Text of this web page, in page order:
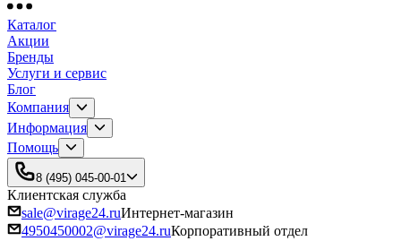
Каталог
Акции
Бренды
Услуги и сервис
Блог
Компания
Информация
Помощь
8 (495) 045-00-01
Клиентская служба
sale@virage24.ruИнтернет-магазин
4950450002@virage24.ruКорпоративный отдел